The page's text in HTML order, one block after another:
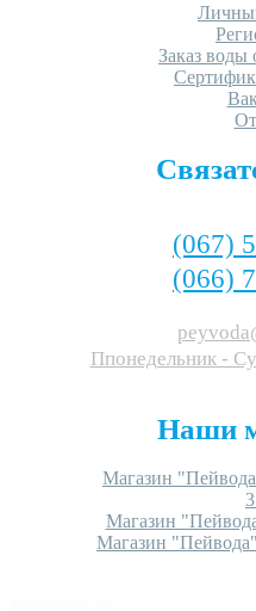
Заказ воды
(067)
(066)
Ппонедельник -
Наши
Магазин
Магазин
Магазин